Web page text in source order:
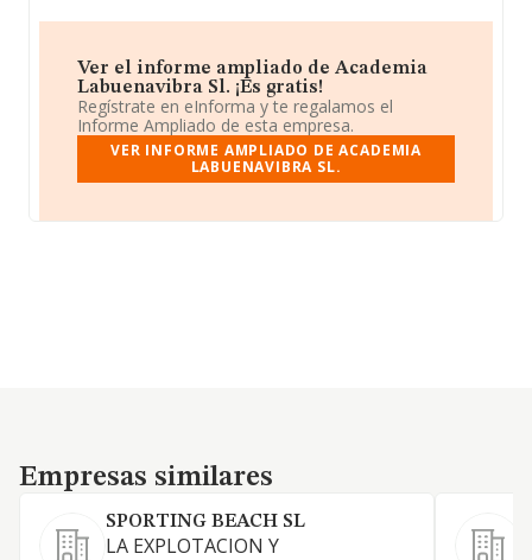
Ver el informe ampliado de Academia
Labuenavibra Sl. ¡Es gratis!
Regístrate en eInforma y te regalamos el
Informe Ampliado de esta empresa.
VER INFORME AMPLIADO DE ACADEMIA
LABUENAVIBRA SL.
Empresas similares
Empresas similares
SPORTING BEACH SL
LA EXPLOTACION Y